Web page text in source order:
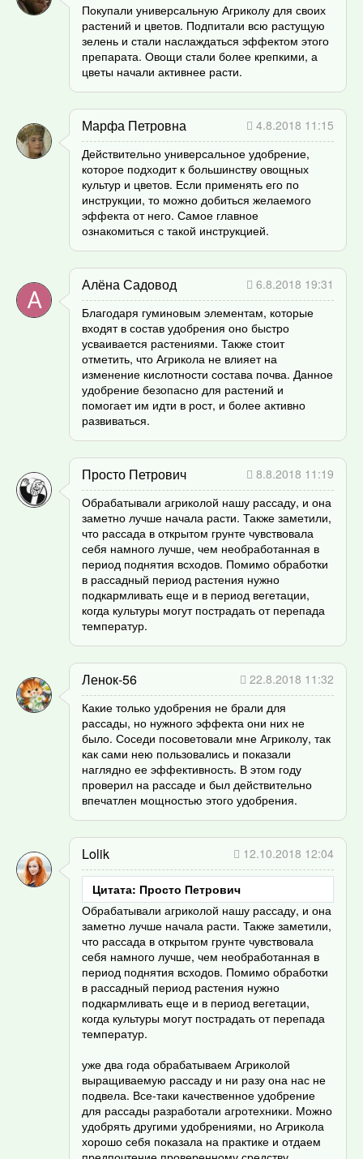
Покупали универсальную Агриколу для своих
растений и цветов. Подпитали всю растущую
зелень и стали наслаждаться эффектом этого
препарата. Овощи стали более крепкими, а
цветы начали активнее расти.
Марфа Петровна
4.8.2018 11:15
Действительно универсальное удобрение,
которое подходит к большинству овощных
культур и цветов. Если применять его по
инструкции, то можно добиться желаемого
эффекта от него. Самое главное
ознакомиться с такой инструкцией.
Алёна Садовод
6.8.2018 19:31
Благодаря гуминовым элементам, которые
входят в состав удобрения оно быстро
усваивается растениями. Также стоит
отметить, что Агрикола не влияет на
изменение кислотности состава почва. Данное
удобрение безопасно для растений и
помогает им идти в рост, и более активно
развиваться.
Просто Петрович
8.8.2018 11:19
Обрабатывали агриколой нашу рассаду, и она
заметно лучше начала расти. Также заметили,
что рассада в открытом грунте чувствовала
себя намного лучше, чем необработанная в
период поднятия всходов. Помимо обработки
в рассадный период растения нужно
подкармливать еще и в период вегетации,
когда культуры могут пострадать от перепада
температур.
Ленок-56
22.8.2018 11:32
Какие только удобрения не брали для
рассады, но нужного эффекта они них не
было. Соседи посоветовали мне Агриколу, так
как сами нею пользовались и показали
наглядно ее эффективность. В этом году
проверил на рассаде и был действительно
впечатлен мощностью этого удобрения.
Lolik 12.10.2018 12:04
Цитата: Просто Петрович
Обрабатывали агриколой нашу рассаду, и она
заметно лучше начала расти. Также заметили,
что рассада в открытом грунте чувствовала
себя намного лучше, чем необработанная в
период поднятия всходов. Помимо обработки
в рассадный период растения нужно
подкармливать еще и в период вегетации,
когда культуры могут пострадать от перепада
температур.
уже два года обрабатываем Агриколой
выращиваемую рассаду и ни разу она нас не
подвела. Все-таки качественное удобрение
для рассады разработали агротехники. Можно
удобрять другими удобрениями, но Агрикола
хорошо себя показала на практике и отдаем